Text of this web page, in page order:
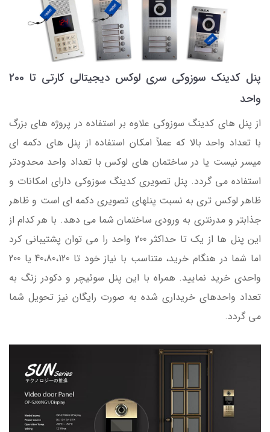
پنل کدینک سوزوکی سری لوکس دیجیتالی کارتی تا 200
واحد
از پنل های کدینگ سوزوکی علاوه بر استفاده در پروژه های بزرگ
با تعداد واحد بالا که عملاً امکان استفاده از پنل های دکمه ای
میسر نیست یا در ساختمان های لوکس با تعداد واحد محدودتر
استفاده می گردد. پنل تصویری کدینگ سوزوکی دارای امکانات و
ظاهر لوکس تری به نسبت پنلهای تصویری دکمه ای است و ظاهر
جذابتر و مدرنتری به ورودی ساختمان شما می دهد. با هر کدام از
این پنل ها از یک تا حداکثر 200 واحد را می توان پشتیبانی کرد
اما شما در هنگام خرید، متناسب با نیاز خود تا 40،80،120 یا 200
واحدی خرید نمایید. همراه با این پنل سوئیچر و دکودر زنگ به
تعداد واحدهای خریداری شده به صورت رایگان نیز تحویل شما
می گردد.